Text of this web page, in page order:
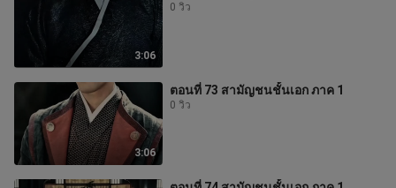
3:06
0 วิว
3:06
ตอนที่ 73 สามัญชนชั้นเอก ภาค 1
0 วิว